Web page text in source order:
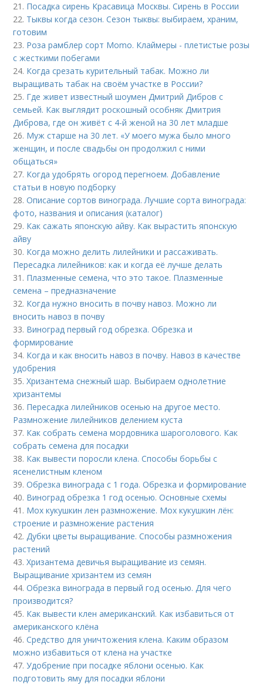
21. Посадка сирень Красавица Москвы. Сирень в России
22. Тыквы когда сезон. Сезон тыквы: выбираем, храним,
готовим
23. Роза рамблер сорт Momo. Клаймеры - плетистые розы
с жесткими побегами
24. Когда срезать курительный табак. Можно ли
выращивать табак на своём участке в России?
25. Где живет известный шоумен Дмитрий Дибров с
семьей. Как выглядит роскошный особняк Дмитрия
Диброва, где он живёт с 4-й женой на 30 лет младше
26. Муж старше на 30 лет. «У моего мужа было много
женщин, и после свадьбы он продолжил с ними
общаться»
27. Когда удобрять огород перегноем. Добавление
статьи в новую подборку
28.Описание сортов винограда. Лучшие сорта винограда:
фото, названия и описания (каталог)
29. Как сажать японскую айву. Как вырастить японскую
айву
30. Когда можно делить лилейники и рассаживать.
Пересадка лилейников: как и когда её лучше делать
31. Плазменные семена, что это такое. Плазменные
семена – предназначение
32. Когда нужно вносить в почву навоз. Можно ли
вносить навоз в почву
33. Виноград первый год обрезка. Обрезка и
формирование
34. Когда и как вносить навоз в почву. Навоз в качестве
удобрения
35.Хризантема снежный шар. Выбираем однолетние
хризантемы
36. Пересадка лилейников осенью на другое место.
Размножение лилейников делением куста
37. Как собрать семена мордовника шароголового. Как
собрать семена для посадки
38. Как вывести поросли клена. Способы борьбы с
ясенелистным кленом
39.Обрезка винограда с 1 года. Обрезка и формирование
40. Виноград обрезка 1 год осенью. Основные схемы
41. Мох кукушкин лен размножение. Мох кукушкин лён:
строение и размножение растения
42.Дубки цветы выращивание. Способы размножения
растений
43.Хризантема девичья выращивание из семян.
Выращивание хризантем из семян
44.Обрезка винограда в первый год осенью. Для чего
производится?
45. Как вывести клен американский. Как избавиться от
американского клёна
46.Средство для уничтожения клена. Каким образом
можно избавиться от клена на участке
47.Удобрение при посадке яблони осенью. Как
подготовить яму для посадки яблони